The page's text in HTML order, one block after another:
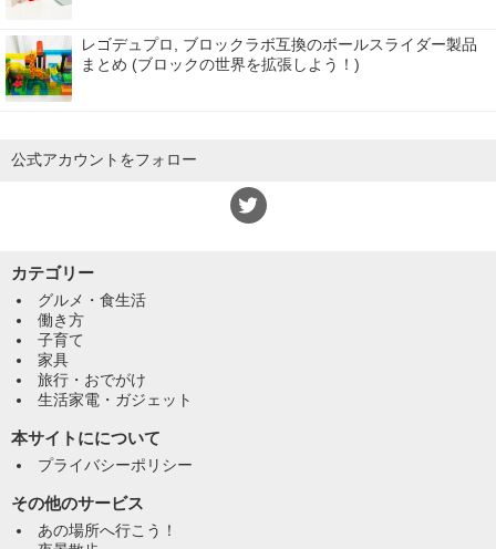
レゴデュプロ, ブロックラボ互換のボールスライダー製品
まとめ (ブロックの世界を拡張しよう！)
公式アカウントをフォロー
カテゴリー
グルメ・食生活
働き方
子育て
家具
旅行・おでがけ
生活家電・ガジェット
本サイトにについて
プライバシーポリシー
その他のサービス
あの場所へ行こう！